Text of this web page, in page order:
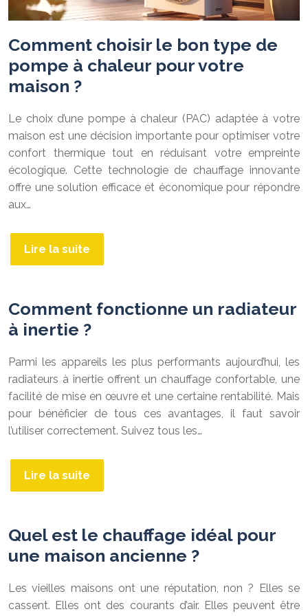
Comment choisir le bon type de
pompe à chaleur pour votre
maison ?
Le choix d’une pompe à chaleur (PAC) adaptée à votre
maison est une décision importante pour optimiser votre
confort thermique tout en réduisant votre empreinte
écologique. Cette technologie de chauffage innovante
offre une solution efficace et économique pour répondre
aux…
Lire la suite
Comment fonctionne un radiateur
à inertie ?
Parmi les appareils les plus performants aujourd’hui, les
radiateurs à inertie offrent un chauffage confortable, une
facilité de mise en œuvre et une certaine rentabilité. Mais
pour bénéficier de tous ces avantages, il faut savoir
l’utiliser correctement. Suivez tous les…
Lire la suite
Quel est le chauffage idéal pour
une maison ancienne ?
Les vieilles maisons ont une réputation, non ? Elles se
cassent. Elles ont des courants d’air. Elles peuvent être